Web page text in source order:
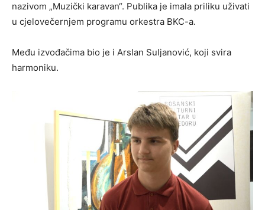
nazivom „Muzički karavan“. Publika je imala priliku uživati
u cjelovečernjem programu orkestra BKC-a.
Među izvođačima bio je i Arslan Suljanović, koji svira
harmoniku.